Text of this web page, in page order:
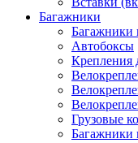
Багажники
Багажники
Автобоксы
Крепления
Грузовые
Багажники